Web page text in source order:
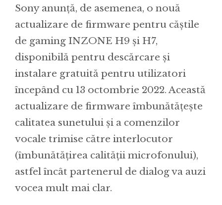
Sony anunță, de asemenea, o nouă
actualizare de firmware pentru căștile
de gaming INZONE H9 și H7,
disponibilă pentru descărcare și
instalare gratuită pentru utilizatori
începând cu 13 octombrie 2022. Această
actualizare de firmware îmbunătățește
calitatea sunetului și a comenzilor
vocale trimise către interlocutor
(îmbunătățirea calității microfonului),
astfel încât partenerul de dialog va auzi
vocea mult mai clar.